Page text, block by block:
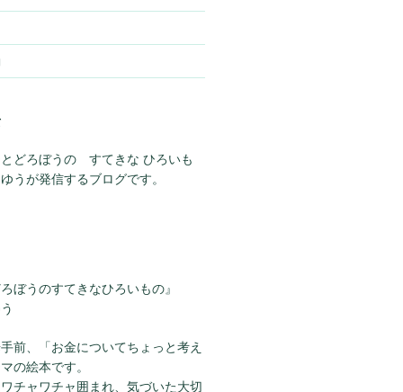
どろぼうの すてきな ひろいも
うが発信するブログです。
ぼうのすてきなひろいもの』
前、「お金についてちょっと考え
の絵本です。
チャワチャ囲まれ、気づいた大切